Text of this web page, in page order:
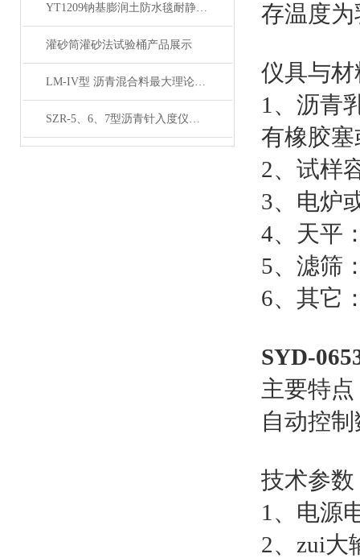
YT1209钠基膨润土防水毯耐静水压测定仪产品展示
灌砂筒灌砂法试验桶产品展示
LM-IV型 沥青混合料最大理论密度仪 (屏显全自动）展示
SZR-5、6、7型沥青针入度仪产品展示
存温度
仪具与材
1、沥青
有橡胶
2、试样
3、电炉
4、天平
5、滤筛
6、其它
SYD-
主要特点
自动控
技术参数
1、电源
2、zui大